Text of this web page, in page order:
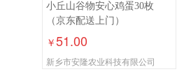
小丘山谷物安心鸡蛋30枚
（京东配送上门）
￥51.00
新乡市安隆农业科技有限公司